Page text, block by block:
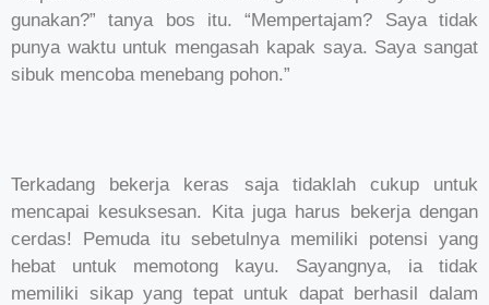
gunakan?” tanya bos itu. “Mempertajam? Saya tidak
punya waktu untuk mengasah kapak saya. Saya sangat
sibuk mencoba menebang pohon.”
Terkadang bekerja keras saja tidaklah cukup untuk
mencapai kesuksesan. Kita juga harus bekerja dengan
cerdas! Pemuda itu sebetulnya memiliki potensi yang
hebat untuk memotong kayu. Sayangnya, ia tidak
memiliki sikap yang tepat untuk dapat berhasil dalam